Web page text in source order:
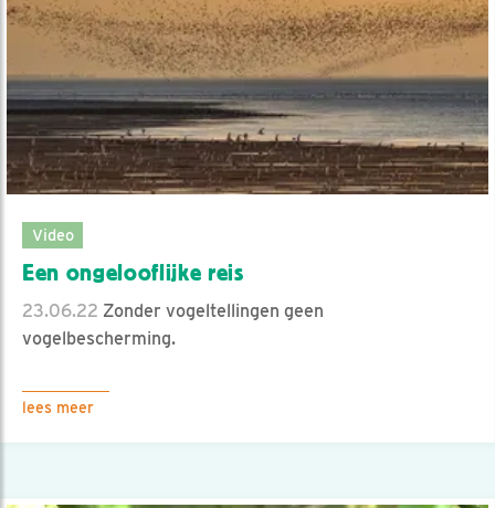
Video
Een ongelooflijke reis
23.06.22 Zonder vogeltellingen geen
vogelbescherming.
lees meer